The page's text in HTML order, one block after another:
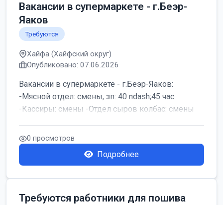
Вакансии в супермаркете - г.Беэр-
Яаков
Требуются
Хайфа (Хайфский округ)
Опубликовано: 07.06.2026
Вакансии в супермаркете - г.Беэр-Яаков:
-Мясной отдел: смены, зп: 40 ndash;45 час
-Кассиры: смены -Отдел сыров колбас: смены
0 просмотров
Подробнее
Требуются работники для пошива